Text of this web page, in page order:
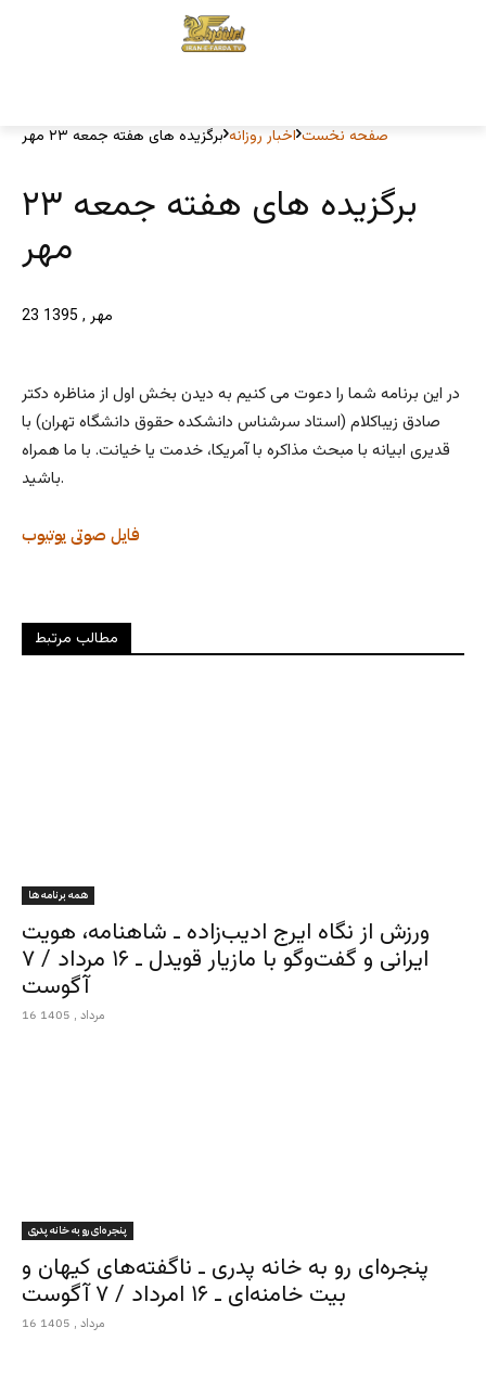
صفحه نخست اخبار روزانه برگزیده های هفته جمعه ۲۳ مهر
برگزیده های هفته جمعه ۲۳
مهر
23 مهر , 1395
در این برنامه شما را دعوت می کنیم به دیدن بخش اول از مناظره دکتر
صادق زیباکلام (استاد سرشناس دانشکده حقوق دانشگاه تهران) با
قدیری ابیانه با مبحث مذاکره با آمریکا، خدمت یا خیانت. با ما همراه
باشید.
یوتیوب فایل صوتی
مطالب مرتبط
همه برنامه ها
ورزش از نگاه ایرج ادیب‌زاده ـ شاهنامه، هویت
ایرانی و گفت‌وگو با مازیار قویدل ـ ۱۶ مرداد / ۷
آگوست
16 مرداد , 1405
پنجره‌ای رو به خانه پدری
پنجره‌ای رو به خانه پدری ـ ناگفته‌های کیهان و
بیت خامنه‌ای ـ ۱۶ امرداد / ۷ آگوست
16 مرداد , 1405